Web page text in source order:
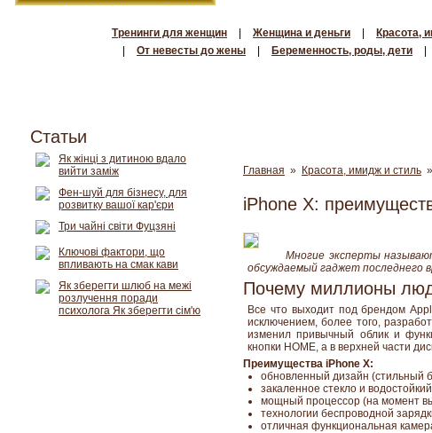
Тренинги для женщин Женщина и деньги Красота,
От невесты до жены Беременность, роды, дети
Главная » Красота, имидж и стиль
iPhone X:
Многие эксперты
обсуждаемый гаджет последнего
Почему миллионы
Все что выходит под брендом
исключением, более того,
изменил привычный облик и
кнопки HOME, а в верхней части
Преимущества iPhone X:
обновленный дизайн (стильный
закаленное стекло и
мощный процессор (на момент
технологии беспроводной
отличная функциональная
Статьи
Як жінці з дитиною вдало
вийти заміж
Фен-шуй для бізнесу, для
розвитку вашої кар'єри
Три чайні світи Фуцзяні
Ключові фактори, що
впливають на смак кави
Як зберегти шлюб на межі
розлучення поради
психолога Як зберегти сім'ю